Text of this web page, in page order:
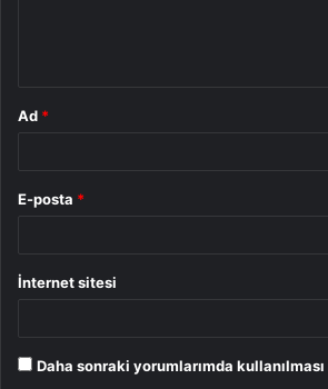
Ad *
E-posta *
İnternet sitesi
Daha sonraki yorumlarımda